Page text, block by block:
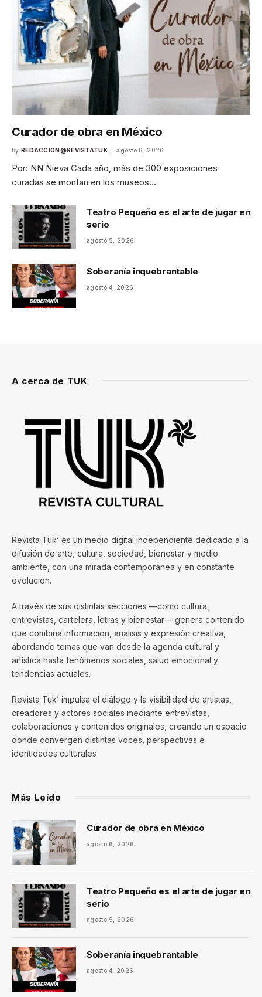
Curador de obra en México
By REDACCION@REVISTATUK agosto 6, 2026
Por: NN Nieva Cada año, más de 300 exposiciones
curadas se montan en los museos…
Teatro Pequeño es el arte de jugar en
serio
agosto 5, 2026
Soberanía inquebrantable
agosto 4, 2026
A cerca de TUK
Revista Tuk’ es un medio digital independiente dedicado a la
difusión de arte, cultura, sociedad, bienestar y medio
ambiente, con una mirada contemporánea y en constante
evolución.
A través de sus distintas secciones —como cultura,
entrevistas, cartelera, letras y bienestar— genera contenido
que combina información, análisis y expresión creativa,
abordando temas que van desde la agenda cultural y
artística hasta fenómenos sociales, salud emocional y
tendencias actuales.
Revista Tuk’ impulsa el diálogo y la visibilidad de artistas,
creadores y actores sociales mediante entrevistas,
colaboraciones y contenidos originales, creando un espacio
donde convergen distintas voces, perspectivas e
identidades culturales
Más Leído
Curador de obra en México
agosto 6, 2026
Teatro Pequeño es el arte de jugar en
serio
agosto 5, 2026
Soberanía inquebrantable
agosto 4, 2026